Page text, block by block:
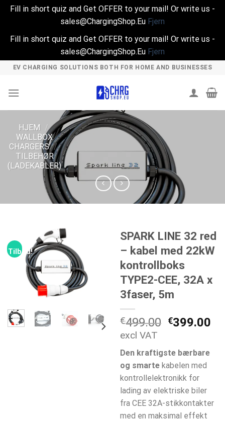
Fill in short quiz and Get OFFER to your mail! Or write us -
sales@ChargingShop.Eu Fjern
Fill in short quiz and Get OFFER to your mail! Or write us -
sales@ChargingShop.Eu Fjern
Skip
content
EV CHARGING SOLUTIONS BOTH FOR HOME AND BUSINESSES
HJEM /
WALLBOX
CHARGERS /
TILBEHØR
(LADEKABLER)
Tilbud!
SPARK LINE 32 red
– kabel med 22kW
kontrollboks
TYPE2-CEE, 32A x
3faser, 5m
€499.00
var:
€499.00.
€399.00
excl VAT
Den kraftigste bærbare
og smarte kabelen med
kontrollelektronikk for
lading av elektriske biler
fra CEE 32A-stikkontakter
med en maksimal effekt